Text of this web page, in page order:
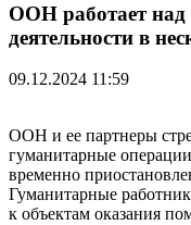
ООН работает над
деятельности в
09.12.2024 11:59
ООН и ее партнеры
гуманитарные
временно
Гуманитарные
к объектам оказания